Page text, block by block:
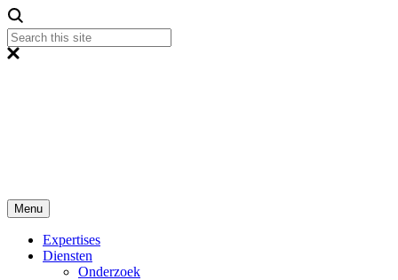
Menu
Expertises
Diensten
Onderzoek